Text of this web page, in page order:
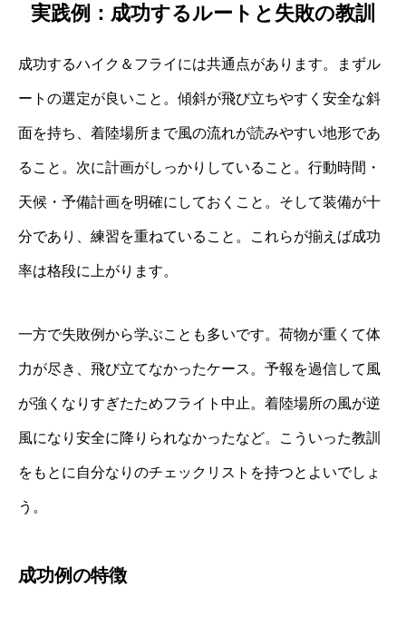
実践例：成功するルートと失敗の教訓
成功するハイク＆フライには共通点があります。まずル
ートの選定が良いこと。傾斜が飛び立ちやすく安全な斜
面を持ち、着陸場所まで風の流れが読みやすい地形であ
ること。次に計画がしっかりしていること。行動時間・
天候・予備計画を明確にしておくこと。そして装備が十
分であり、練習を重ねていること。これらが揃えば成功
率は格段に上がります。
一方で失敗例から学ぶことも多いです。荷物が重くて体
力が尽き、飛び立てなかったケース。予報を過信して風
が強くなりすぎたためフライト中止。着陸場所の風が逆
風になり安全に降りられなかったなど。こういった教訓
をもとに自分なりのチェックリストを持つとよいでしょ
う。
成功例の特徴